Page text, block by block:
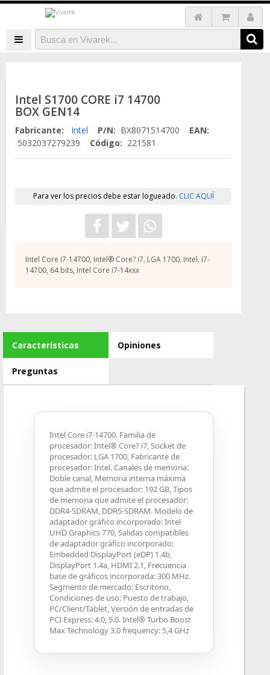
Intel S1700 CORE i7 14700
BOX GEN14
Fabricante: Intel P/N: BX8071514700 EAN:
5032037279239 Código: 221581
Para ver los precios debe estar logueado. CLIC AQUÍ
Intel Core i7-14700, Intel® Core? i7, LGA 1700, Intel, i7-
14700, 64 bits, Intel Core i7-14xxx
Características Opiniones
Preguntas
Intel Core i7-14700. Familia de
procesador: Intel® Core? i7, Socket de
procesador: LGA 1700, Fabricante de
procesador: Intel. Canales de memoria:
Doble canal, Memoria interna máxima
que admite el procesador: 192 GB, Tipos
de memoria que admite el procesador:
DDR4-SDRAM, DDR5-SDRAM. Modelo de
adaptador gráfico incorporado: Intel
UHD Graphics 770, Salidas compatibles
de adaptador gráfico incorporado:
Embedded DisplayPort (eDP) 1.4b,
DisplayPort 1.4a, HDMI 2.1, Frecuencia
base de gráficos incorporada: 300 MHz.
Segmento de mercado: Escritorio,
Condiciones de uso: Puesto de trabajo,
PC/Client/Tablet, Versión de entradas de
PCI Express: 4.0, 5.0. Intel® Turbo Boost
Max Technology 3.0 frequency: 5,4 GHz